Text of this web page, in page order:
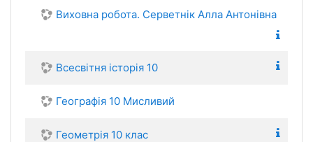
Виховна робота. Серветнік Алла Антонівна
Всесвітня історія 10
Географія 10 Мисливий
Геометрія 10 клас